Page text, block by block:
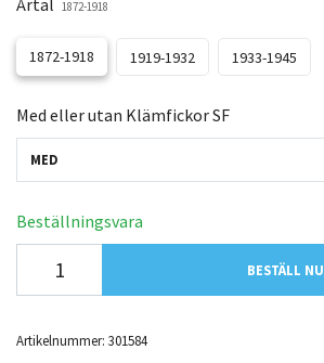
Årtal 1872-1918
1872-1918 1919-1932 1933-1945
Med eller utan Klämfickor SF
MED
Beställningsvara
BESTÄLL NU
Artikelnummer: 301584